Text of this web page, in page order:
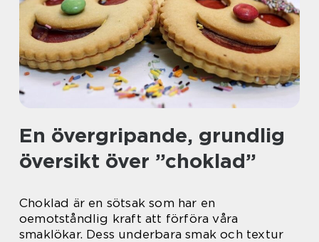
En övergripande, grundlig
översikt över ”choklad”
Choklad är en sötsak som har en
oemotståndlig kraft att förföra våra
smaklökar. Dess underbara smak och textur